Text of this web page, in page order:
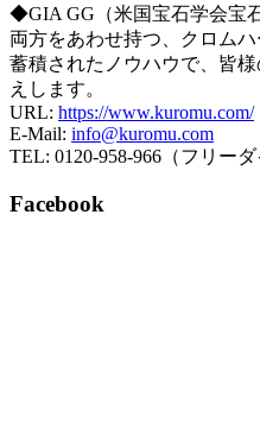
◆GIA GG（米国宝石学会宝
両方をあわせ持つ、クロムハ
蓄積されたノウハウで、皆
えします。
URL: https://www.kuromu.com/
E-Mail: info@kuromu.com
TEL: 0120-958-966（フリーダ
Facebook